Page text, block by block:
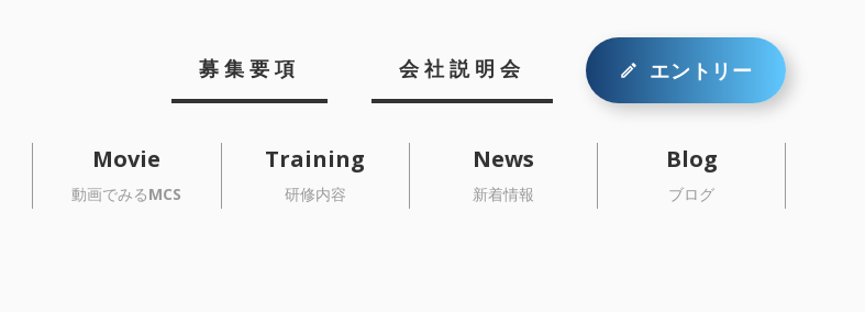
募集要項 会社説明会 エントリー
Movie
動画でみるMCS
Training
研修内容
News
新着情報
Blog
ブログ